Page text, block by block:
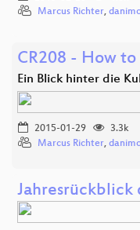
Marcus Richter,
CR208 - How to
Ein Blick hinter die
2015-01-29
3.3k
Marcus Richter,
Jahresrückblick